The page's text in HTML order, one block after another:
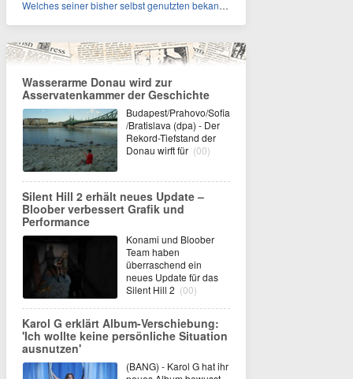
Welches seiner bisher selbst genutzten bekannten Gebäude verpachtet der Vatikan nun?
Wasserarme Donau wird zur
Asservatenkammer der Geschichte
Budapest/Prahovo/Sofia
/Bratislava (dpa) - Der
Rekord-Tiefstand der
Donau wirft für (00)
Silent Hill 2 erhält neues Update –
Bloober verbessert Grafik und
Performance
Konami und Bloober
Team haben
überraschend ein
neues Update für das
Silent Hill 2 (00)
Karol G erklärt Album-Verschiebung:
'Ich wollte keine persönliche Situation
ausnutzen'
(BANG) - Karol G hat ihr